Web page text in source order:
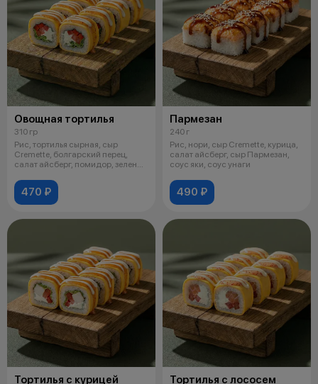
Овощная тортилья
310 гр
Рис, тортилья сырная, сыр
Cremette, болгарский перец,
салат айсберг, помидор, зеленый
470 ₽
Пармезан
240 г
Рис, нори, сыр Cremette, курица,
салат айсберг, сыр Пармезан,
соус яки, соус унаги
490 ₽
Тортилья с курицей Тортилья с лососем